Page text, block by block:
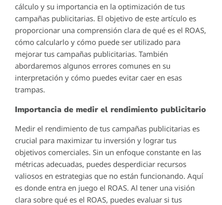
cálculo y su importancia en la optimización de tus
campañas publicitarias. El objetivo de este artículo es
proporcionar una comprensión clara de qué es el ROAS,
cómo calcularlo y cómo puede ser utilizado para
mejorar tus campañas publicitarias. También
abordaremos algunos errores comunes en su
interpretación y cómo puedes evitar caer en esas
trampas.
Importancia de medir el rendimiento publicitario
Medir el rendimiento de tus campañas publicitarias es
crucial para maximizar tu inversión y lograr tus
objetivos comerciales. Sin un enfoque constante en las
métricas adecuadas, puedes desperdiciar recursos
valiosos en estrategias que no están funcionando. Aquí
es donde entra en juego el ROAS. Al tener una visión
clara sobre qué es el ROAS, puedes evaluar si tus